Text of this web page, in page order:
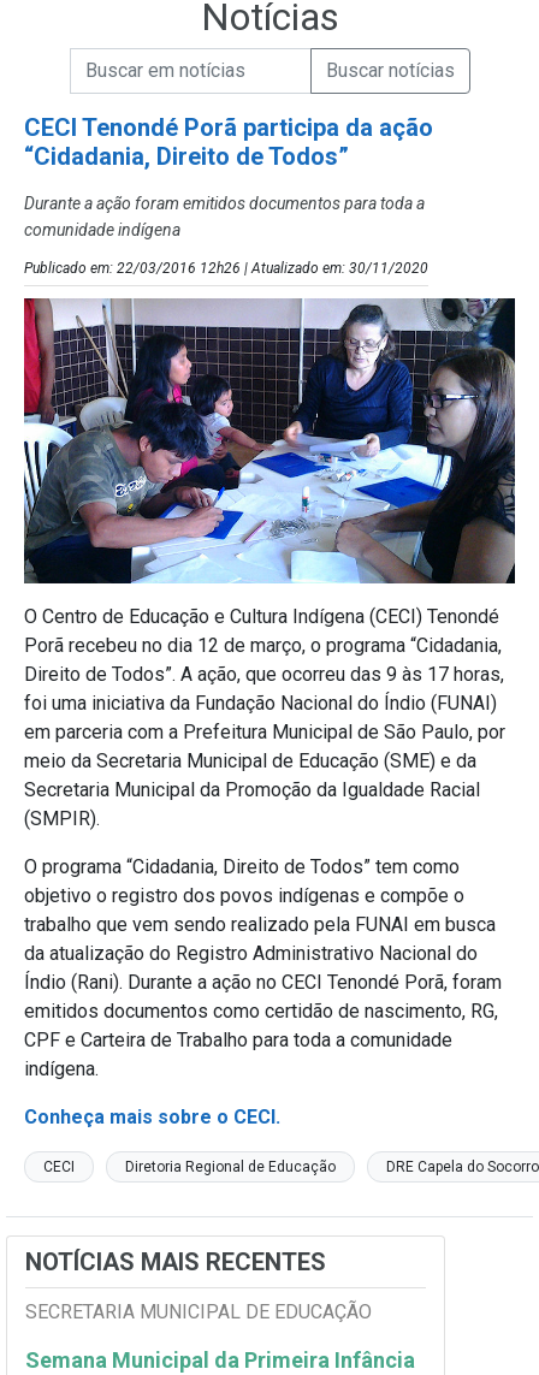
Notícias
Campo de Busca de Notícias
Campo de Busca de informaçõesEnviar a Busca de Notícias
CECI Tenondé Porã participa da ação
“Cidadania, Direito de Todos”
Durante a ação foram emitidos documentos para toda a
comunidade indígena
Publicado em: 22/03/2016 12h26 | Atualizado em: 30/11/2020
O Centro de Educação e Cultura Indígena (CECI) Tenondé
Porã recebeu no dia 12 de março, o programa “Cidadania,
Direito de Todos”. A ação, que ocorreu das 9 às 17 horas,
foi uma iniciativa da Fundação Nacional do Índio (FUNAI)
em parceria com a Prefeitura Municipal de São Paulo, por
meio da Secretaria Municipal de Educação (SME) e da
Secretaria Municipal da Promoção da Igualdade Racial
(SMPIR).
O programa “Cidadania, Direito de Todos” tem como
objetivo o registro dos povos indígenas e compõe o
trabalho que vem sendo realizado pela FUNAI em busca
da atualização do Registro Administrativo Nacional do
Índio (Rani). Durante a ação no CECI Tenondé Porã, foram
emitidos documentos como certidão de nascimento, RG,
CPF e Carteira de Trabalho para toda a comunidade
indígena.
Conheça mais sobre o CECI.
CECI Diretoria Regional de Educação DRE Capela do Socorro
NOTÍCIAS MAIS RECENTES
SECRETARIA MUNICIPAL DE EDUCAÇÃO
Semana Municipal da Primeira Infância